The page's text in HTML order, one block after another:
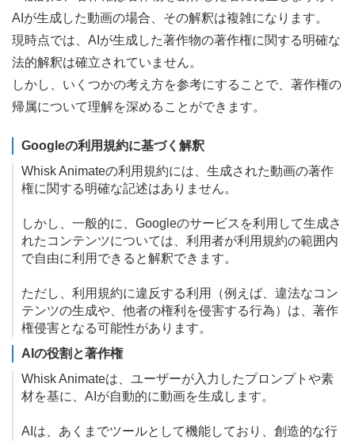
AIが生成した動画の場合、その解釈は複雑になります。
現時点では、AIが生成した著作物の著作権に関する明確な
法的解釈は確立されていません。
しかし、いくつかの考え方を参考にすることで、著作権の
帰属について理解を深めることができます。
Googleの利用規約に基づく解釈
Whisk Animateの利用規約には、生成された動画の著作
権に関する明確な記述はありません。
しかし、一般的に、Googleのサービスを利用して生成さ
れたコンテンツについては、利用者が利用規約の範囲内
で自由に利用できると解釈できます。
ただし、利用規約に違反する利用（例えば、違法なコン
テンツの生成や、他者の権利を侵害する行為）は、著作
権侵害となる可能性があります。
AIの役割と著作権
Whisk Animateは、ユーザーが入力したプロンプトや素
材を基に、AIが自動的に動画を生成します。
AIは、あくまでツールとして機能しており、創造的な行